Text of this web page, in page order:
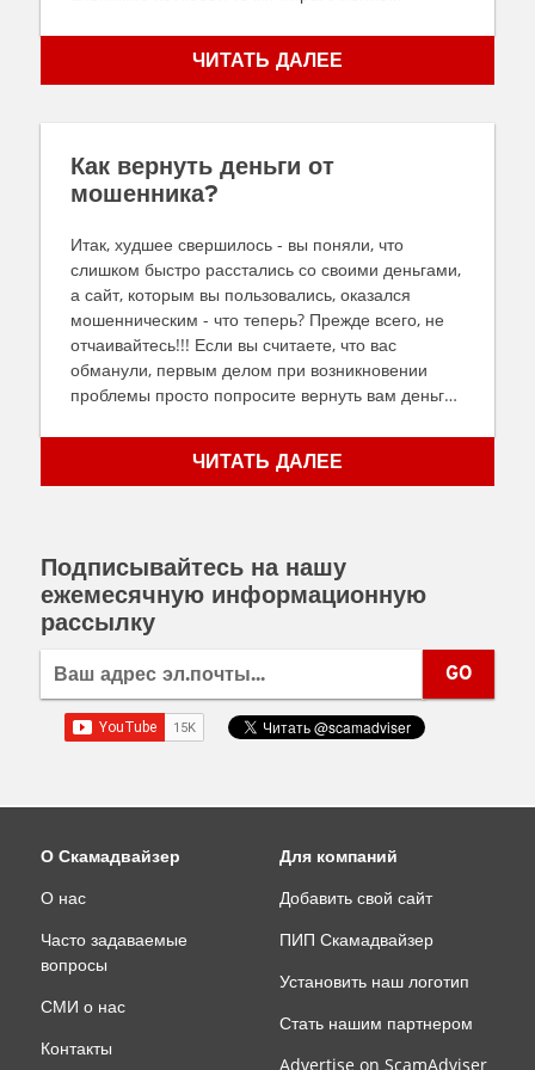
ЧИТАТЬ ДАЛЕЕ
Как вернуть деньги от
мошенника?
Итак, худшее свершилось - вы поняли, что
слишком быстро расстались со своими деньгами,
а сайт, которым вы пользовались, оказался
мошенническим - что теперь? Прежде всего, не
отчаивайтесь!!! Если вы считаете, что вас
обманули, первым делом при возникновении
проблемы просто попросите вернуть вам деньги.
компанией или мошенниками. К сожалению,
возврата денег зависит от способа оплаты,
который вы использовали. PayPal Дебетовая
карта/кредитная карта Банковский перевод
Если вы использовали PayPal, у вас есть все
шансы вернуть свои деньги, если вас обманули.
На их сайте вы можете подать спор в течение
180 календарных дней после покупки. Условия
следующее: "Если ваш заказ так и не пришел, а
продавец не может предоставить доказательства
отправки или доставки, вы получите полный
отправил вам совершенно другой товар.
Например, вы заказали PlayStation 4, но вместо
нее получили только контроллер Playstation.
Состояние товара было искажено на странице
товара. Например, товар был заявлен как
ЧИТАТЬ ДАЛЕЕ
Подписывайтесь на нашу
ежемесячную информационную
рассылку
GO
Для компаний
Добавить свой сайт
ПИП Скамадвайзер
Установить наш логотип
Стать нашим партнером
Advertise on ScamAdviser
О Скамадвайзер
О нас
Часто задаваемые
вопросы
СМИ о нас
Контакты